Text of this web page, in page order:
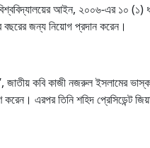
আইন, ২০০৬-এর ১০ (১)
বছরের জন্য নিয়োগ প্রদান করেন।
কবি কাজী নজরুল ইসলামের
এরপর তিনি শহিদ প্রেসিডেন্ট